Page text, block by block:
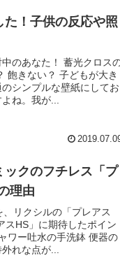
！子供の反応や照
のあなた！ 蓄光クロス
飽きない？ 子どもが大き
シンプルな壁紙にしてお
ね。我が...
ックのフチレス「プ
理由
リクシルの「プレアス
スHS」に期待したポイン
ワー吐水の手洗鉢 便器の
れな点が...